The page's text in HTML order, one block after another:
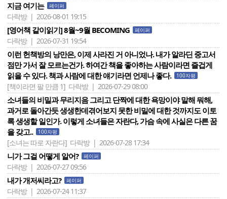
지금 여기는 페이퍼
다락방 | 2026-08-01 19:15
[영어책 같이읽기] 8월~9월 BECOMING 페이퍼
다락방 | 2026-07-31 19:54
이런 헌책방의 낭만은, 이제 사라진 거 아니었나. 내가 알라딘 중고서
점만 가서 잘 모르는건가. 하여간 책을 좋아하는 사람이라면 즐겁게
읽을 수 있다. 책과 사람에 대한 얘기라면 언제나 좋다.
100자평
[책이라면 팔 만큼 1] 다락방 | 2026-07-29 08:00
소녀들의 비밀과 무리지음 그리고 단짝에 대한 욕망이야 말해 뭐해,
과거로 돌아간듯 생생한데겪어보지 못한 비밀에 대한 것까지도 이토
록 생생할 일인가. 이렇게 소녀들은 자란다, 가슴 속에 사실은 다른 꿈
을 갖고..
100자평
[소녀는 따로 자란다] 다락방 | 2026-07-28 17:34
니가 그걸 어떻게 알어? 페이퍼
다락방 | 2026-07-27 09:56
내가 개저씨라고? 페이퍼
다락방 | 2026-07-24 11:37